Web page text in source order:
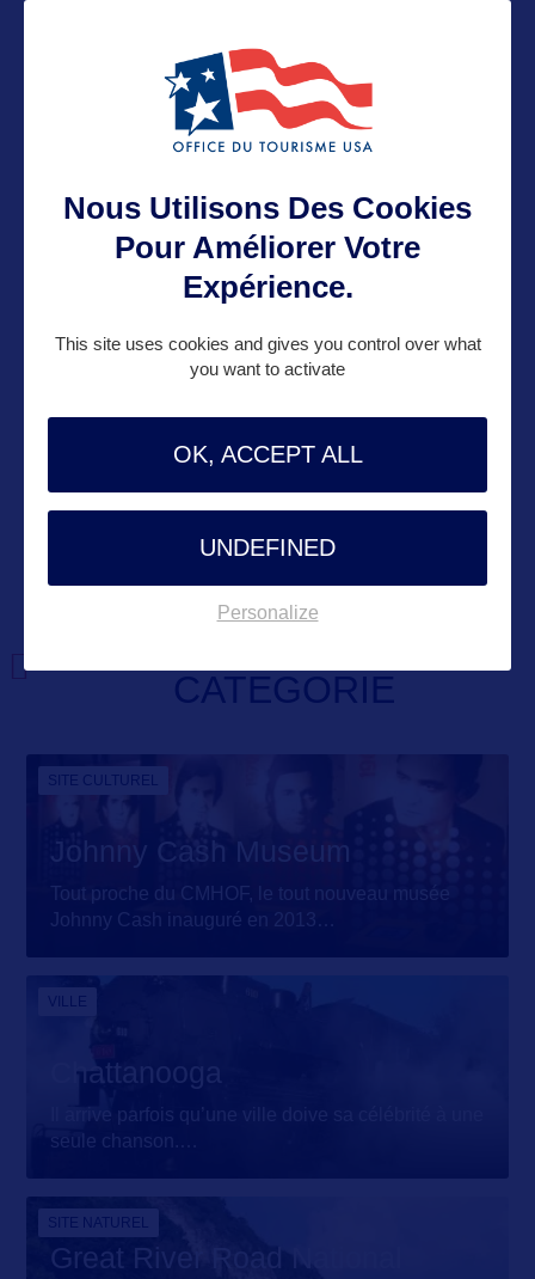
Contact grand public
yohann@bworldcom.com
Suivre
VOIR LE SITE
CATEGORIE
SITE CULTUREL
Johnny Cash Museum
Tout proche du CMHOF, le tout nouveau musée
Johnny Cash inauguré en 2013
VILLE
Chattanooga
Il arrive parfois qu’une ville doive sa célébrité à une
seule chanson.
SITE NATUREL
Great River Road National
Nous Utilisons Des Cookies
Pour Améliorer Votre
Expérience.
This site uses cookies and gives you control over what
you want to activate
OK, ACCEPT ALL
UNDEFINED
Personalize